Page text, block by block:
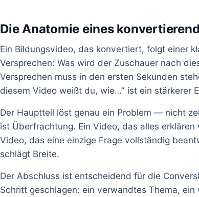
Die Anatomie eines
Ein Bildungsvideo, das konvertiert, folgt einer
Versprechen: Was wird der Zuschauer nach
Versprechen muss in den ersten Sekunden
diesem Video weißt du, wie…” ist ein stärkerer
Der Hauptteil löst genau ein Problem — nicht
ist Überfrachtung. Ein Video, das alles
Video, das eine einzige Frage vollständig
schlägt Breite.
Der Abschluss ist entscheidend für die
Schritt geschlagen: ein verwandtes Thema,